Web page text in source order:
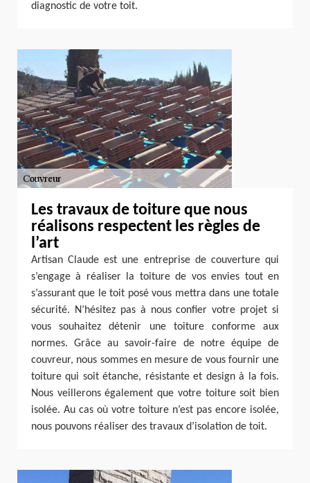
diagnostic de votre toit.
Les travaux de toiture que nous
réalisons respectent les règles de
l’art
Artisan Claude est une entreprise de couverture qui
s’engage à réaliser la toiture de vos envies tout en
s’assurant que le toit posé vous mettra dans une totale
sécurité. N’hésitez pas à nous confier votre projet si
vous souhaitez détenir une toiture conforme aux
normes. Grâce au savoir-faire de notre équipe de
couvreur, nous sommes en mesure de vous fournir une
toiture qui soit étanche, résistante et design à la fois.
Nous veillerons également que votre toiture soit bien
isolée. Au cas où votre toiture n’est pas encore isolée,
nous pouvons réaliser des travaux d’isolation de toit.